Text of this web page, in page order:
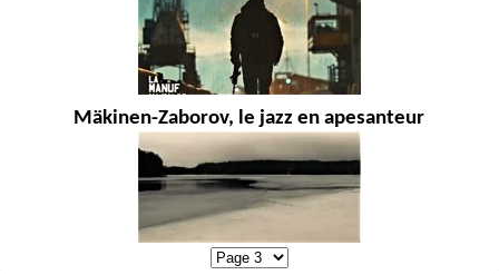
Mäkinen-Zaborov, le jazz en apesanteur